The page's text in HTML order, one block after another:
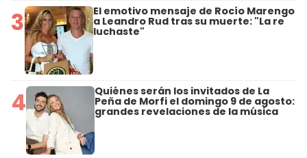
3 El emotivo mensaje de Rocío Marengo
a Leandro Rud tras su muerte: "La re
luchaste"
4 Quiénes serán los invitados de La
Peña de Morfi el domingo 9 de agosto:
grandes revelaciones de la música